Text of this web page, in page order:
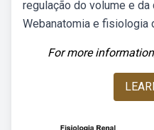
regulação do volume e
Webanatomia e fisiologia
For more